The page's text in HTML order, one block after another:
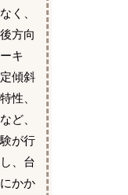
く、
方向
キ
傾斜
性、
ど、
が行
、台
かか